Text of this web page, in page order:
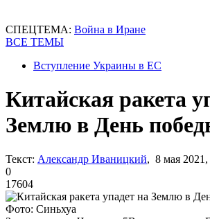
СПЕЦТЕМА: Война в Иране
ВСЕ ТЕМЫ
Вступление Украины в ЕС
Китайская ракета
Землю в День
Текст: Александр Иваницкий, 8 мая 2021,
0
17604
Фото: Синьхуа